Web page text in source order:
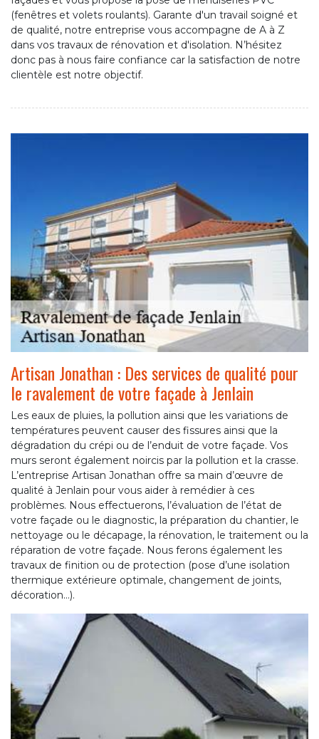
(fenêtres et volets roulants). Garante d'un travail soigné et
de qualité, notre entreprise vous accompagne de A à Z
dans vos travaux de rénovation et d'isolation. N’hésitez
donc pas à nous faire confiance car la satisfaction de notre
clientèle est notre objectif.
Artisan Jonathan : Des services de qualité pour
le ravalement de votre façade à Jenlain
Les eaux de pluies, la pollution ainsi que les variations de
températures peuvent causer des fissures ainsi que la
dégradation du crépi ou de l’enduit de votre façade. Vos
murs seront également noircis par la pollution et la crasse.
L’entreprise Artisan Jonathan offre sa main d’œuvre de
qualité à Jenlain pour vous aider à remédier à ces
problèmes. Nous effectuerons, l’évaluation de l’état de
votre façade ou le diagnostic, la préparation du chantier, le
nettoyage ou le décapage, la rénovation, le traitement ou la
réparation de votre façade. Nous ferons également les
travaux de finition ou de protection (pose d’une isolation
thermique extérieure optimale, changement de joints,
décoration…).